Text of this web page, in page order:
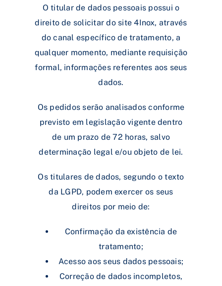
O titular de dados pessoais possui o
direito de solicitar do site 4Inox, através
do canal específico de tratamento, a
qualquer momento, mediante requisição
formal, informações referentes aos seus
dados.
Os pedidos serão analisados conforme
previsto em legislação vigente dentro
de um prazo de 72 horas, salvo
determinação legal e/ou objeto de lei.
Os titulares de dados, segundo o texto
da LGPD, podem exercer os seus
direitos por meio de:
Confirmação da existência de
tratamento;
Acesso aos seus dados pessoais;
Correção de dados incompletos,